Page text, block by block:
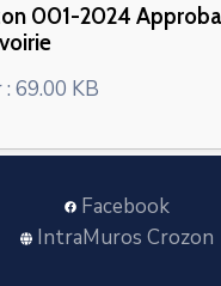
001-2024
69.00 KB
Facebook
IntraMuros Crozon